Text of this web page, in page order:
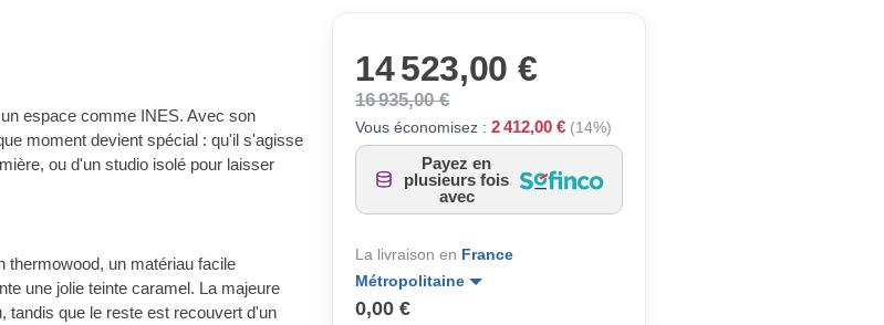
espace comme INES. Avec son
moment devient spécial : qu'il s'agisse
ou d'un studio isolé pour laisser
thermowood, un matériau facile
une jolie teinte caramel. La majeure
tandis que le reste est recouvert d'un
14 523,00 €
16 935,00 €
Vous économisez : 2 412,00 € (14%)
Payez en
plusieurs fois
avec
La livraison en France
Métropolitaine
0,00 €